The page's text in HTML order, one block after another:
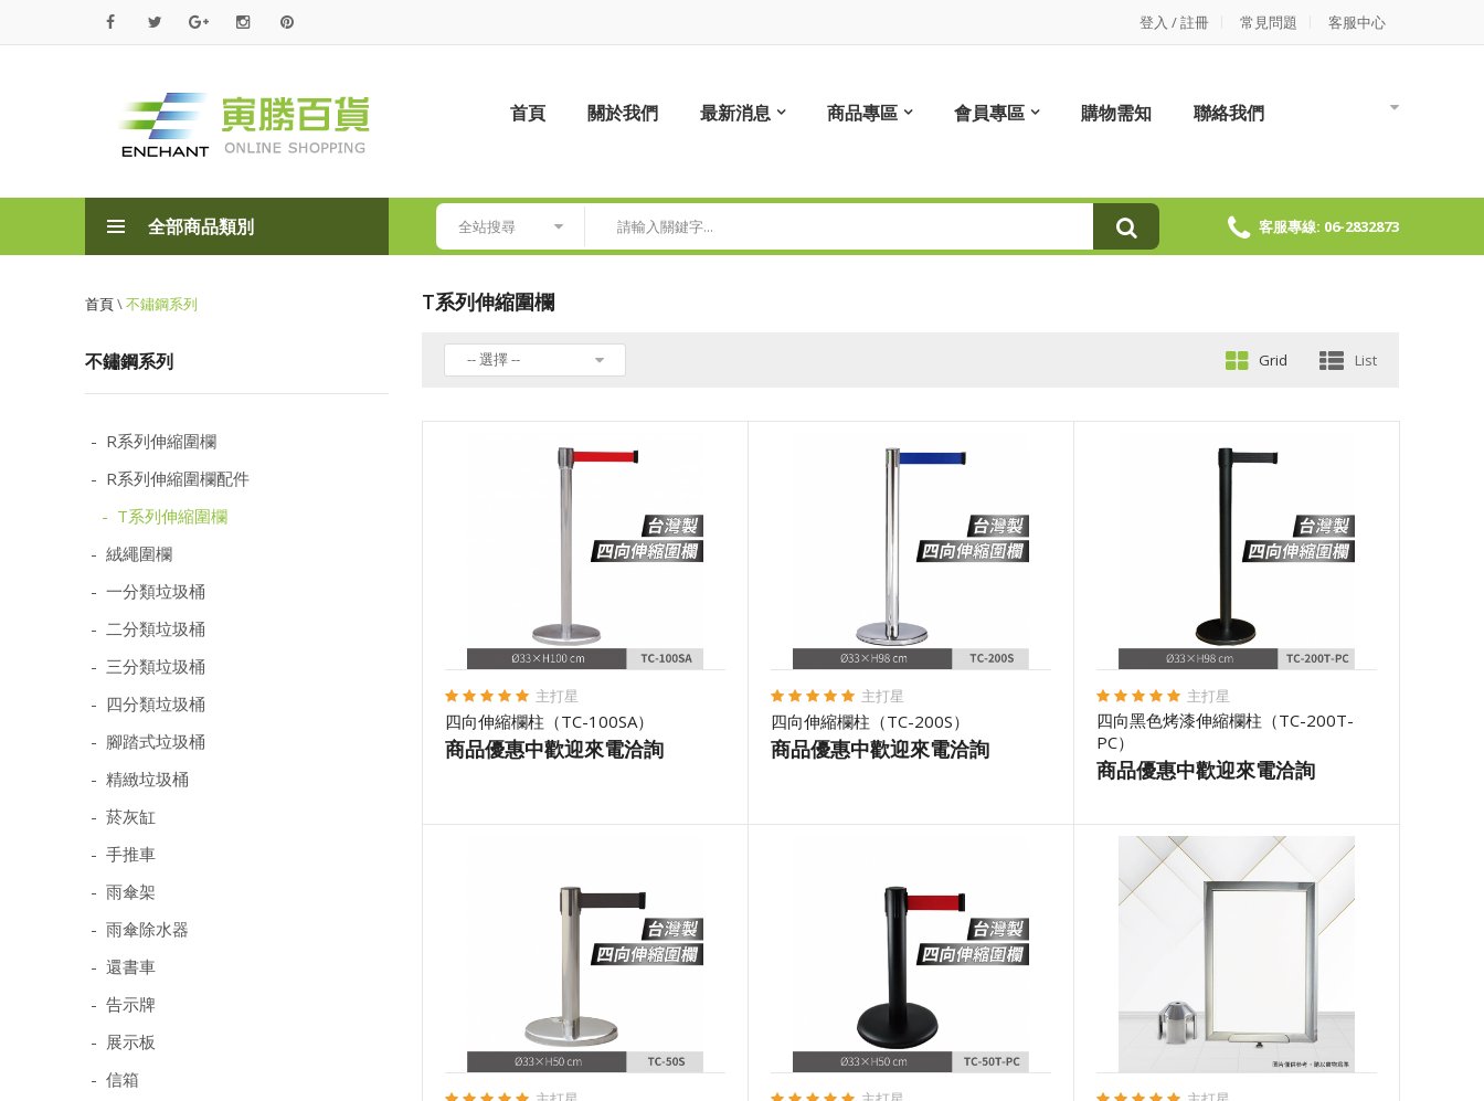
勝
登入 / 註冊 常見問題 客服中心
首頁 關於我們 最新消息 商品專區 會員專區 購物需知 聯絡我們
全部商品類別 全站搜尋 客服專線: 06-2832873
首頁\不鏽鋼系列
不鏽鋼系列
- R系列伸縮圍欄
- R系列伸縮圍欄配件
- T系列伸縮圍欄
- 絨繩圍欄
- 一分類垃圾桶
- 二分類垃圾桶
- 三分類垃圾桶
- 四分類垃圾桶
- 腳踏式垃圾桶
- 精緻垃圾桶
- 菸灰缸
- 手推車
- 雨傘架
- 雨傘除水器
- 還書車
- 告示牌
- 展示板
- 信箱
T系列伸縮圍欄
-- 選擇 -- Grid List
主打星
四向伸縮欄柱（TC-100SA）
商品優惠中歡迎來電洽詢
主打星
四向伸縮欄柱（TC-200S）
商品優惠中歡迎來電洽詢
主打星
四向黑色烤漆伸縮欄柱（TC-200T-
PC）
商品優惠中歡迎來電洽詢